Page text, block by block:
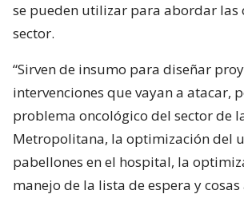
se pueden utilizar para abordar las
sector.
“Sirven de insumo para diseñar
intervenciones que vayan a atacar,
problema oncológico del sector de
Metropolitana, la optimización del
pabellones en el hospital, la
manejo de la lista de espera y